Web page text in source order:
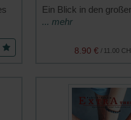
Ein Blick in den
... mehr
11.00
/
8.90 €